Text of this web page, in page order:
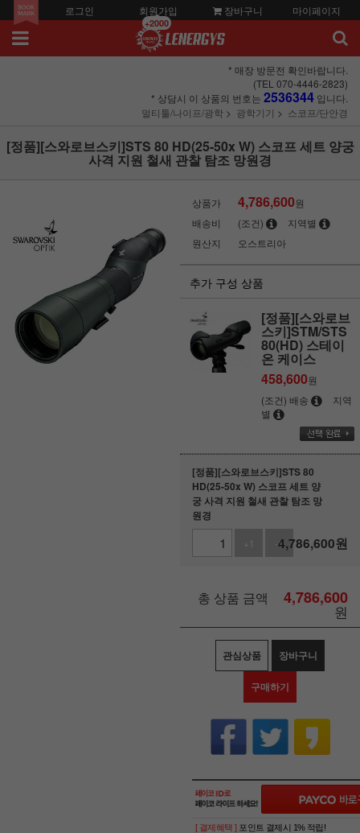
로그인 회원가입
+2000
장바구니 마이페이지
* 매장 방문전 확인바랍니다.
(TEL 070-4446-2823)
* 상담시 이 상품의 번호는 2536344 입니다.
멀티툴/나이프/광학
광학기기 스코프/단안경
[정품][스와로브스키]STS 80 HD(25-50x W) 스코프 세트 양궁
사격 지원 철새 관찰 탐조 망원경
상품가 4,786,600원
배송비
(조건)
지역별
원산지
오스트리아
추가 구성 상품
[정품][스와로브
스키]STM/STS
80(HD) 스테이
온 케이스
458,600원
(조건) 배송
지역
별
[정품][스와로브스키]STS 80
HD(25-50x W) 스코프 세트 양
궁 사격 지원 철새 관찰 탐조 망
원경
+1 -1
4,786,600원
총 상품 금액 4,786,600
원
관심상품 장바구니
구매하기
[ 결제혜택 ] 포인트 결제시 1% 적립!